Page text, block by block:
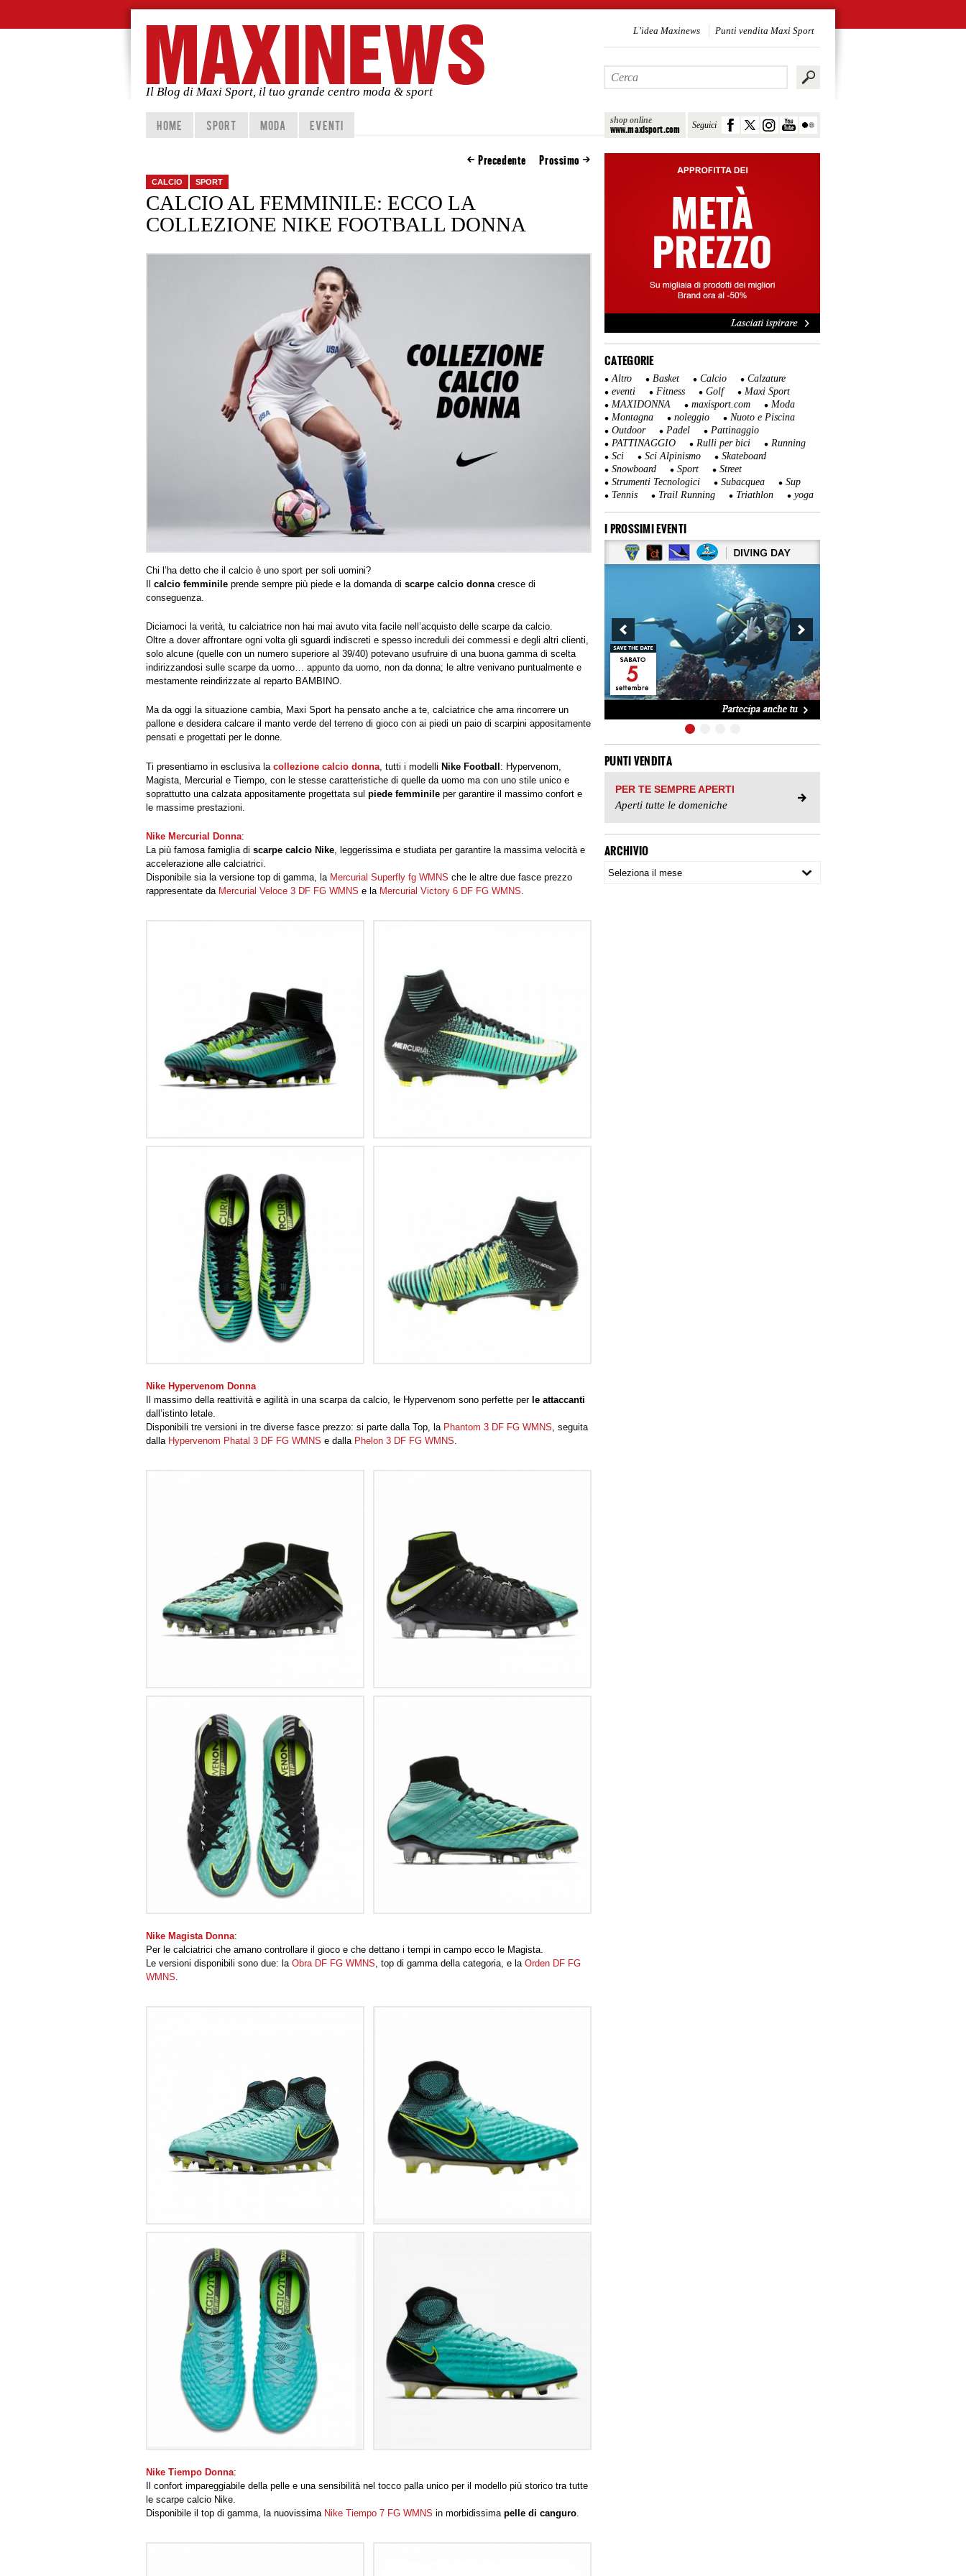
Il Blog di Maxi Sport, il tuo grande centro moda & sport
shop online
www.maxisport.com Seguici
L’idea Maxinews Punti vendita Maxi Sport
Vai al contenuto principale
Vai al contenuto secondario
HOME SPORT MODA EVENTI
Precedente Prossimo
CALCIO SPORT
CALCIO AL FEMMINILE: ECCO LA
COLLEZIONE NIKE FOOTBALL DONNA
Chi l’ha detto che il calcio è uno sport per soli uomini?
calcio femminile prende sempre più piede e la domanda di scarpe calcio donnacresce di
conseguenza.
Diciamoci la verità, tu calciatrice non hai mai avuto vita facile nell’acquisto delle scarpe da calcio.
Oltre a dover affrontare ogni volta gli sguardi indiscreti e spesso increduli dei commessi e degli altri clienti,
solo alcune (quelle con un numero superiore al 39/40) potevano usufruire di una buona gamma di scelta
indirizzandosi sulle scarpe da uomo… appunto da uomo, non da donna; le altre venivano puntualmente e
mestamente reindirizzate al reparto BAMBINO.
Ma da oggi la situazione cambia, Maxi Sport ha pensato anche a te, calciatrice che ama rincorrere un
pallone e desidera calcare il manto verde del terreno di gioco con ai piedi un paio di scarpini appositamente
pensati e progettati per le donne.
Ti presentiamo in esclusiva la collezione calcio donna , tutti i modelli Nike Football: Hypervenom,
Magista, Mercurial e Tiempo, con le stesse caratteristiche di quelle da uomo ma con uno stile unico e
soprattutto una calzata appositamente progettata sul piede femminile per garantire il massimo confort e
le massime prestazioni.
Nike Mercurial Donna:
La più famosa famiglia di scarpe calcio Nike , leggerissima e studiata per garantire la massima velocità e
accelerazione alle calciatrici.
Disponibile sia la versione top di gamma, la Mercurial Superfly fg WMNS che le altre due fasce prezzo
rappresentate da Mercurial Veloce 3 DF FG WMNS e la Mercurial Victory 6 DF FG WMNS
Nike Hypervenom Donna
Il massimo della reattività e agilità in una scarpa da calcio, le Hypervenom sono perfette per le attaccanti
dall’istinto letale.
Disponibili tre versioni in tre diverse fasce prezzo: si parte dalla Top, la Phantom 3 DF FG WMNS , seguita
dalla Hypervenom Phatal 3 DF FG WMNS e dalla Phelon 3 DF FG WMNS
Nike Magista Donna:
Per le calciatrici che amano controllare il gioco e che dettano i tempi in campo ecco le Magista.
Le versioni disponibili sono due: la Obra DF FG WMNS, top di gamma della categoria, e la Orden DF FG
WMNS.
Nike Tiempo Donna:
Il confort impareggiabile della pelle e una sensibilità nel tocco palla unico per il modello più storico tra tutte
le scarpe calcio Nike.
Disponibile il top di gamma, la nuovissima Nike Tiempo 7 FG WMNS in morbidissima pelle di canguro.
CATEGORIE
Altro Basket Calcio
Calzature
eventi
Fitness Golf
Maxi Sport
MAXIDONNA
maxisport.com
Moda
Montagna
noleggio
Nuoto e Piscina
Outdoor
Padel
Pattinaggio
PATTINAGGIO
Rulli per bici
Running
Sci
Sci Alpinismo
Skateboard
Snowboard
Sport
Street
Strumenti Tecnologici
Subacquea
Sup
Tennis
Trail Running Triathlon yoga
I PROSSIMI EVENTI
PUNTI VENDITA
PER TE SEMPRE APERTI
Aperti tutte le domeniche
ARCHIVIO